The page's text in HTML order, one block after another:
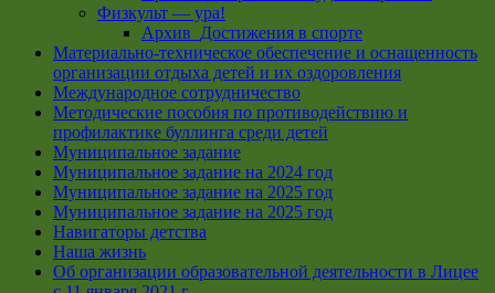
Физкульт — ура!
Архив_Достижения в спорте
Материально-техническое обеспечение и оснащенность
организации отдыха детей и их оздоровления
Международное сотрудничество
Методические пособия по противодействию и
профилактике буллинга среди детей
Муниципальное задание
Муниципальное задание на 2024 год
Муниципальное задание на 2025 год
Муниципальное задание на 2025 год
Навигаторы детства
Наша жизнь
Об организации образовательной деятельности в Лицее